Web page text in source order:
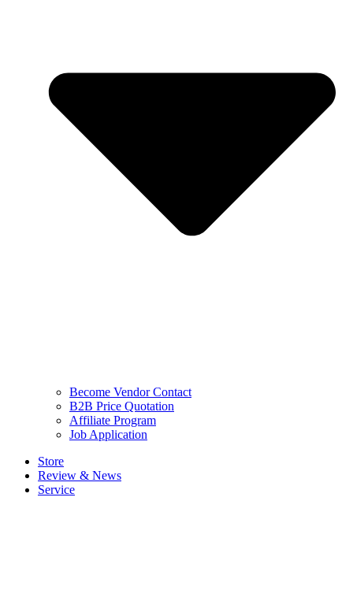
Become Vendor Contact
B2B Price Quotation
Affiliate Program
Job Application
Store
Review & News
Service